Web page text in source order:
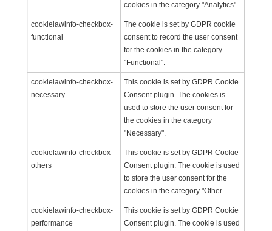
cookies in the category "Analytics".
cookielawinfo-checkbox-
functional
The cookie is set by GDPR cookie
consent to record the user consent
for the cookies in the category
"Functional".
cookielawinfo-checkbox-
necessary
This cookie is set by GDPR Cookie
Consent plugin. The cookies is
used to store the user consent for
the cookies in the category
"Necessary".
cookielawinfo-checkbox-
others
This cookie is set by GDPR Cookie
Consent plugin. The cookie is used
to store the user consent for the
cookies in the category "Other.
cookielawinfo-checkbox-
performance
This cookie is set by GDPR Cookie
Consent plugin. The cookie is used